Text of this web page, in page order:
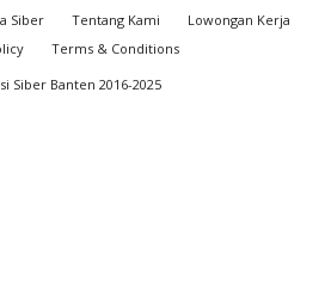
Siber Tentang Kami
Lowongan Kerja
Terms & Conditions
Siber Banten 2016-2025